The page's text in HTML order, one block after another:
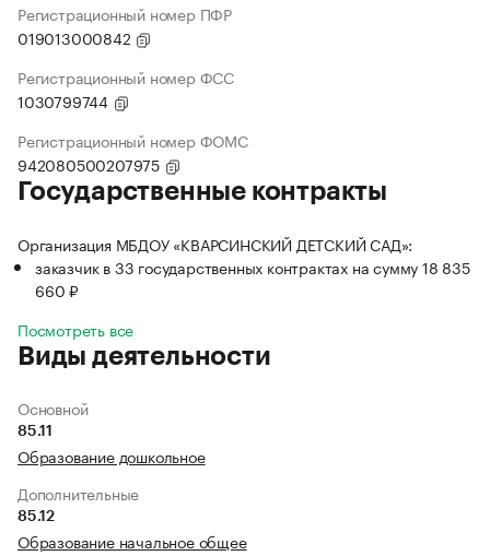
Регистрационный номер ПФР
019013000842
Регистрационный номер ФСС
1030799744
Регистрационный номер ФОМС
942080500207975
Государственные контракты
Организация МБДОУ «КВАРСИНСКИЙ ДЕТСКИЙ САД»:
заказчик в 33 государственных контрактах на сумму 18 835
660 ₽
Посмотреть все
Виды деятельности
Основной
85.11
Образование дошкольное
Дополнительные
85.12
Образование начальное общее